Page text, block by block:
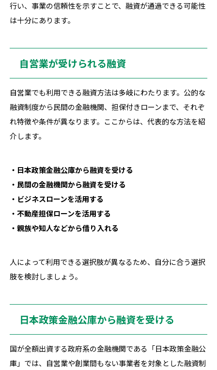
行い、事業の信頼性を示すことで、融資が通過できる可能性
は十分にあります。
自営業が受けられる融資
自営業でも利用できる融資方法は多岐にわたります。公的な
融資制度から民間の金融機関、担保付きローンまで、それぞ
れ特徴や条件が異なります。ここからは、代表的な方法を紹
介します。
・日本政策金融公庫から融資を受ける
・民間の金融機関から融資を受ける
・ビジネスローンを活用する
・不動産担保ローンを活用する
・親族や知人などから借り入れる
人によって利用できる選択肢が異なるため、自分に合う選択
肢を検討しましょう。
日本政策金融公庫から融資を受ける
国が全額出資する政府系の金融機関である「日本政策金融公
庫」では、自営業や創業間もない事業者を対象とした融資制